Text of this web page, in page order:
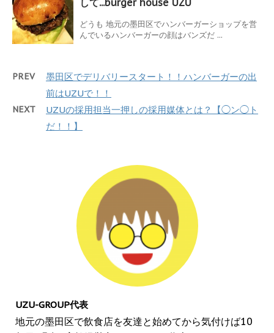
どうも 地元の墨田区でハンバーガーショップを営
んでいるハンバーガーの顔はバンズだ ...
PREV
墨田区でデリバリースタート！！ハンバーガーの出
前はUZUで！！
NEXT
UZUの採用担当一押しの採用媒体とは？【◯ン◯ト
だ！！】
UZU-GROUP代表
地元の墨田区で飲食店を友達と始めてから気付けば10